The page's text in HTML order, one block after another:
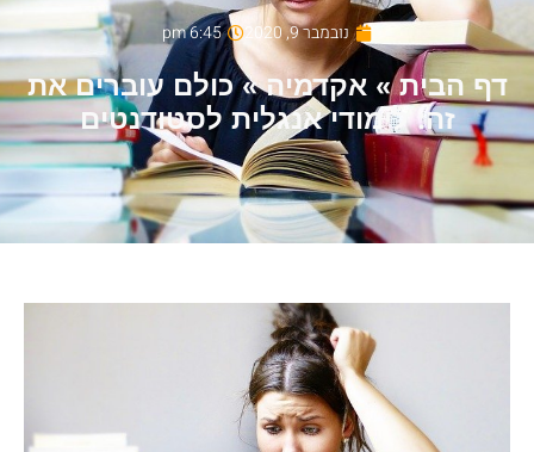
נובמבר 9, 2020 6:45 pm
דף הבית»אקדמיה»כולם עוברים את
זה: לימודי אנגלית לסטודנטים